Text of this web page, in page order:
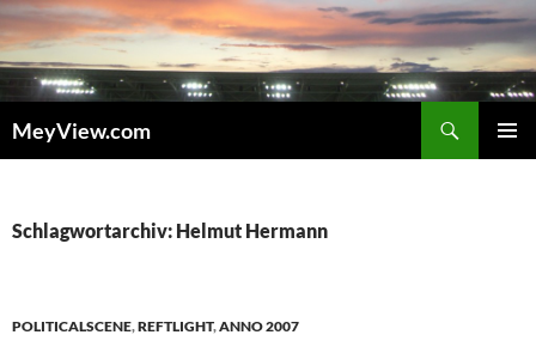
Zum
Inhalt
springen
MeyView.com
Schlagwortarchiv: Helmut Hermann
POLITICALSCENE,REFTLIGHT,ANNO 2007